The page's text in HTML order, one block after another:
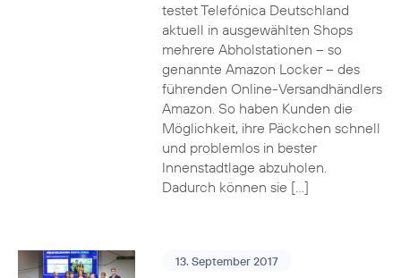
testet Telefónica Deutschland
aktuell in ausgewählten Shops
mehrere Abholstationen – so
genannte Amazon Locker – des
führenden Online-Versandhändlers
Amazon. So haben Kunden die
Möglichkeit, ihre Päckchen schnell
und problemlos in bester
Innenstadtlage abzuholen.
Dadurch können sie […]
13. September 2017